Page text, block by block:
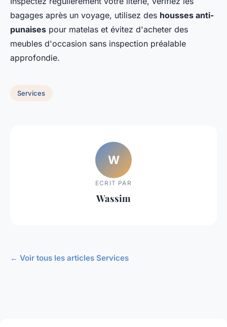
bagages après un voyage, utilisez des housses anti-
punaises pour matelas et évitez d'acheter des
meubles d'occasion sans inspection préalable
approfondie.
Services
W
ECRIT PAR
Wassim
← Voir tous les articles Services